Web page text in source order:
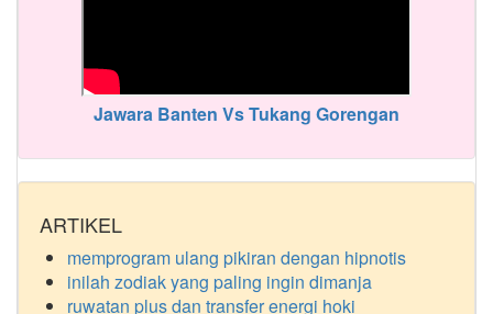
Jawara Banten Vs Tukang Gorengan
ARTIKEL
memprogram ulang pikiran dengan hipnotis
inilah zodiak yang paling ingin dimanja
ruwatan plus dan transfer energi hoki